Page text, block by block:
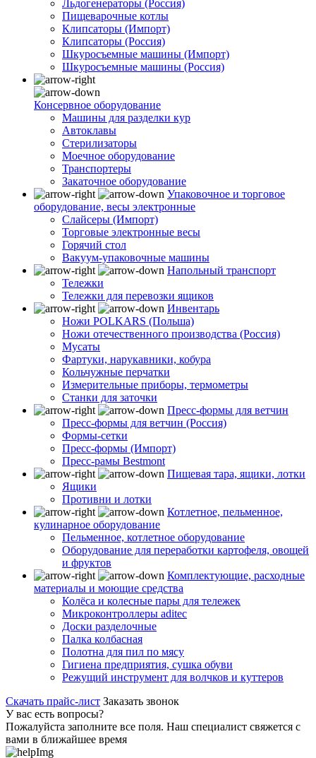
Льдогенераторы (Россия)
Пищеварочные котлы
Клипсаторы (Импорт)
Клипсаторы (Россия)
Шкуросъемные машины (Импорт)
Шкуросъемные машины (Россия)
Консервное оборудование
Машины для разделки кур
Автоклавы
Стерилизаторы
Моечное оборудование
Транспортеры
Закаточное оборудование
Упаковочное и торговое
оборудование, весы электронные
Слайсеры (Импорт)
Торговые электронные весы
Горячий стол
Вакуум-упаковочные машины
Напольный транспорт
Тележки
Тележки для перевозки ящиков
Инвентарь
Ножи POLKARS (Польша)
Ножи отечественного производства (Россия)
Мусаты
Фартуки, нарукавники, кобура
Кольчужные перчатки
Измерительные приборы, термометры
Станки для заточки
Пресс-формы для ветчин
Пресс-формы для ветчин (Россия)
Формы-сетки
Пресс-формы (Импорт)
Пресс-рамы Bestmont
Пищевая тара, ящики, лотки
Ящики
Противни и лотки
Котлетное, пельменное,
кулинарное оборудование
Пельменное, котлетное оборудование
Оборудование для переработки картофеля, овощей
и фруктов
Комплектующие, расходные
материалы и моющие средства
Колёса и колесные пары для тележек
Микроконтроллеры aditec
Доски разделочные
Палка колбасная
Полотна для пил по мясу
Гигиена предприятия, сушка обуви
Режущий инструмент для волчков и куттеров
Скачать прайс-лист Заказать звонок
У вас есть вопросы?
Пожалуйста заполните все поля. Наш специалист свяжется с
вами в ближайшее время